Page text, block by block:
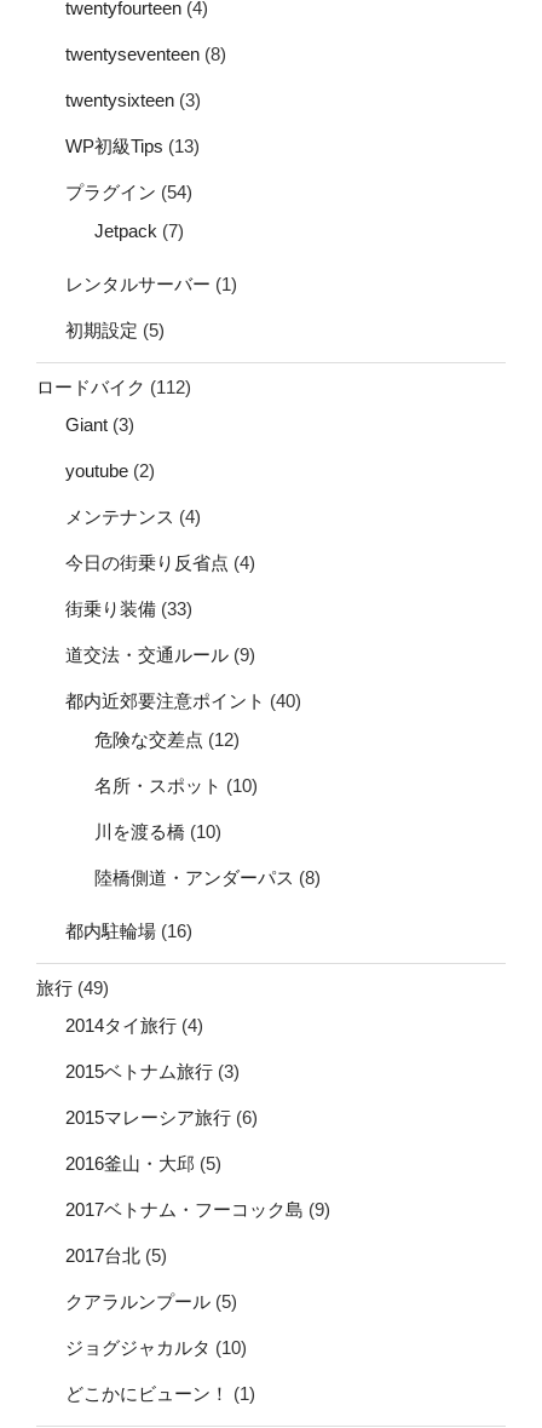
twentyfourteen (4)
twentyseventeen (8)
twentysixteen (3)
WP初級Tips (13)
プラグイン (54)
Jetpack (7)
レンタルサーバー (1)
初期設定 (5)
ロードバイク (112)
Giant (3)
youtube (2)
メンテナンス (4)
今日の街乗り反省点 (4)
街乗り装備 (33)
道交法・交通ルール (9)
都内近郊要注意ポイント (40)
危険な交差点 (12)
名所・スポット (10)
川を渡る橋 (10)
陸橋側道・アンダーパス (8)
都内駐輪場 (16)
旅行 (49)
2014タイ旅行 (4)
2015ベトナム旅行 (3)
2015マレーシア旅行 (6)
2016釜山・大邱 (5)
2017ベトナム・フーコック島 (9)
2017台北 (5)
クアラルンプール (5)
ジョグジャカルタ (10)
どこかにビューン！ (1)